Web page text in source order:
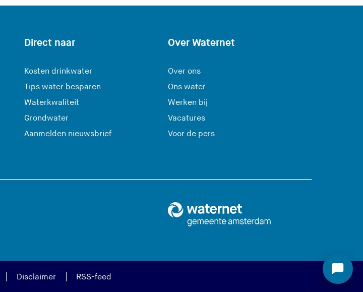
S
Direct naar
Kosten drinkwater
Tips water besparen
Waterkwaliteit
Grondwater
Aanmelden nieuwsbrief(
Over Waternet
Over ons
Ons water
Werken bij
Vacatures
Voor de pers
Disclaimer RSS-feed